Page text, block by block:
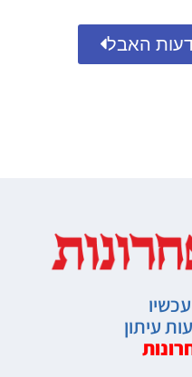
האבל
עיתון